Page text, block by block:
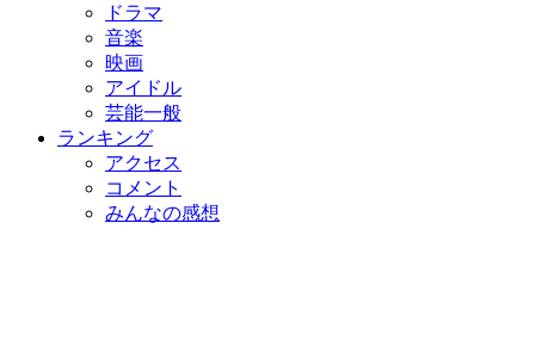
ドラマ
音楽
映画
アイドル
芸能一般
ランキング
アクセス
コメント
みんなの感想